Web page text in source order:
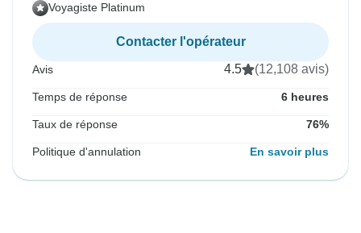
Voyagiste Platinum
Contacter l'opérateur
Avis 4.5 (12,108 avis)
Temps de réponse 6 heures
Taux de réponse 76%
Politique d'annulation En savoir plus